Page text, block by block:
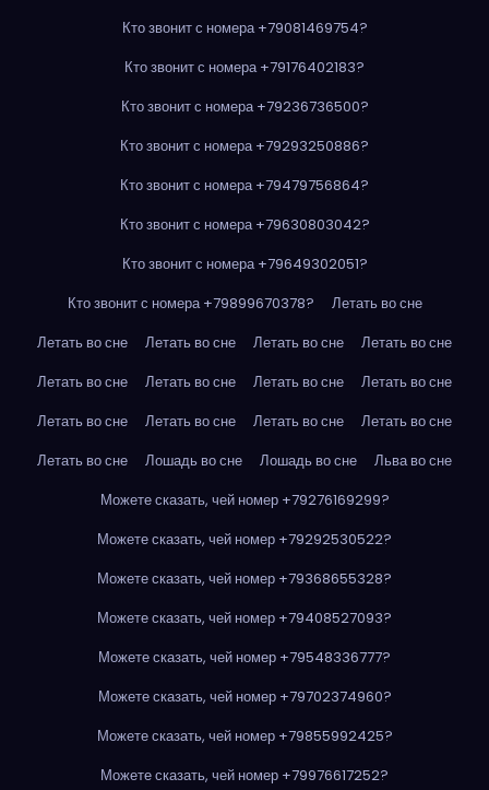
Кто звонит с номера +79081469754?
Кто звонит с номера +79176402183?
Кто звонит с номера +79236736500?
Кто звонит с номера +79293250886?
Кто звонит с номера +79479756864?
Кто звонит с номера +79630803042?
Кто звонит с номера +79649302051?
Кто звонит с номера +79899670378?
Летать во сне
Летать во сне
Летать во сне Летать во сне
Летать во сне
Летать во сне
Летать во сне Летать во сне
Летать во сне
Летать во сне
Летать во сне Летать во сне
Летать во сне
Летать во сне
Лошадь во сне Лошадь во сне
Льва во сне
Можете сказать, чей номер +79276169299?
Можете сказать, чей номер +79292530522?
Можете сказать, чей номер +79368655328?
Можете сказать, чей номер +79408527093?
Можете сказать, чей номер +79548336777?
Можете сказать, чей номер +79702374960?
Можете сказать, чей номер +79855992425?
Можете сказать, чей номер +79976617252?